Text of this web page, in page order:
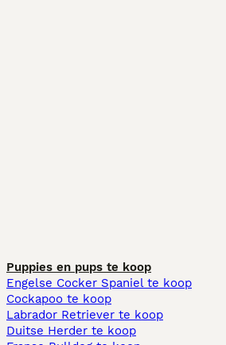
Puppies en pups te koop
Engelse Cocker Spaniel te koop
Cockapoo te koop
Labrador Retriever te koop
Duitse Herder te koop